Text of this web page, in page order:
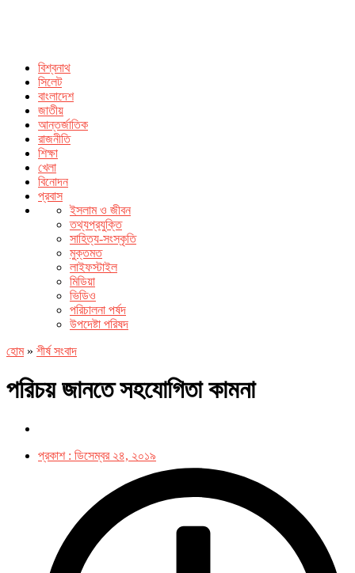
বিশ্বনাথ
সিলেট
বাংলাদেশ
জাতীয়
আন্তর্জাতিক
রাজনীতি
শিক্ষা
খেলা
বিনোদন
প্রবাস
ইসলাম ও জীবন
তথ্যপ্রযুক্তি
সাহিত্য-সংস্কৃতি
মুক্তমত
লাইফস্টাইল
মিডিয়া
ভিডিও
পরিচালনা পর্ষদ
উপদেষ্টা পরিষদ
হোম» শীর্ষ সংবাদ
পরিচয় জানতে সহযোগিতা কামনা
প্রকাশ : ডিসেম্বর ২৪, ২০১৯